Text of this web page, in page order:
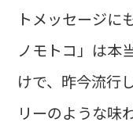
トメッセージに
ノモトコ」は本
けで、昨今流行
リーのような味